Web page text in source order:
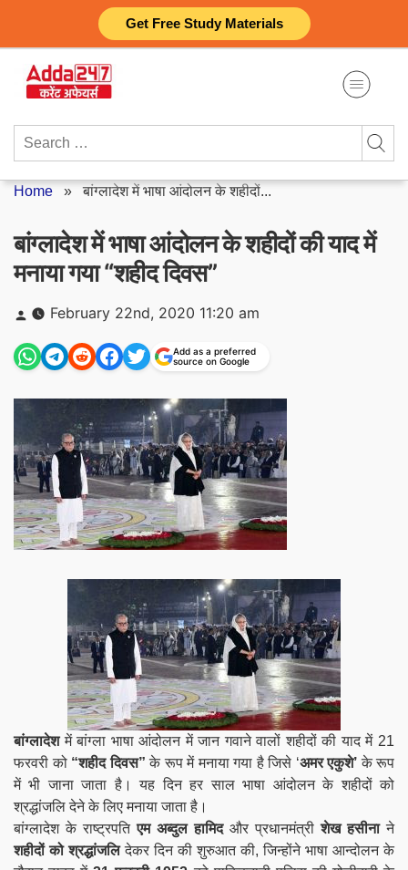
Get Free Study Materials
content
Search
Home »बांग्लादेश में भाषा आंदोलन के शहीदों...
बांग्लादेश में भाषा आंदोलन के शहीदों की याद में
मनाया गया “शहीद दिवस”
Posted
by
February 22nd, 2020 11:20 am
Add as a preferred
source on Google
बांग्लादेशमें बांग्ला भाषा आंदोलन में जान गवाने वालों शहीदों की याद में 21
फरवरी को “शहीद दिवस” के रूप में मनाया गया है जिसे ‘अमर एकुशे’ के रूप
में भी जाना जाता है। यह दिन हर साल भाषा आंदोलन के शहीदों को
श्रद्धांजलि देने के लिए मनाया जाता है।
बांग्लादेश के राष्ट्रपतिएम अब्दुल हामिदऔर प्रधानमंत्रीशेख हसीनाने
शहीदों को श्रद्धांजलिदेकर दिन की शुरुआत की, जिन्होंने भाषा आन्दोलन के